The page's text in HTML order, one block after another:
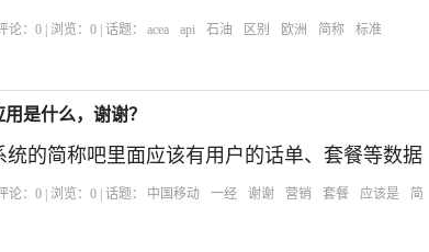
论：0 | 浏览：0 | 话题： acea api 石油 区别 欧洲 简称 标准
是什么，谢谢？
的简称吧里面应该有用户的话单、套餐等数据
论：0 | 浏览：0 | 话题： 中国移动 一经 谢谢 营销 套餐 应该是
简